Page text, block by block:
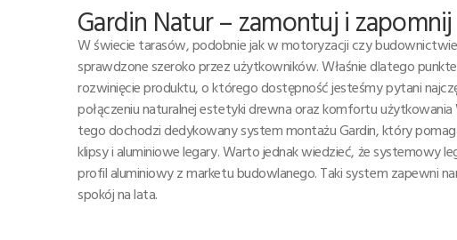
Gardin Natur – zamontuj i zapomnij
W świecie tarasów, podobnie jak w motoryzacji czy
sprawdzone szeroko przez użytkowników. Właśnie dlatego
rozwinięcie produktu, o którego dostępność jesteśmy pytani
połączeniu naturalnej estetyki drewna oraz komfortu
tego dochodzi dedykowany system montażu Gardin, który
klipsy i aluminiowe legary. Warto jednak wiedzieć, że systemowy
profil aluminiowy z marketu budowlanego. Taki system zapewni
spokój na lata.